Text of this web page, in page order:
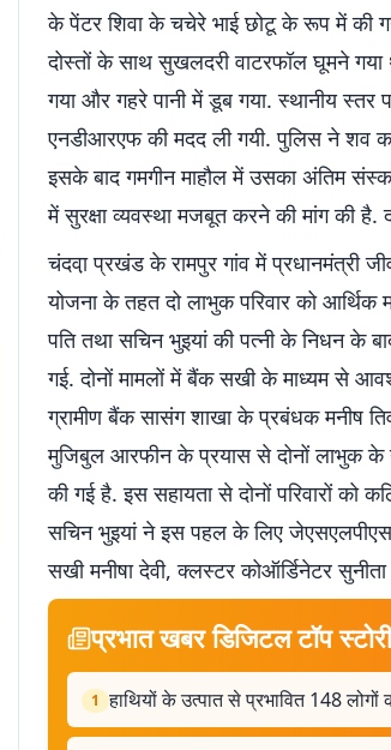
के पेंटर शिवा के चचेरे भाई छोटू के रूप में की
दोस्तों के साथ सुखलदरी वाटरफॉल घूमने
गया और गहरे पानी में डूब गया. स्थानीय स्तर
एनडीआरएफ की मदद ली गयी. पुलिस ने शव का
इसके बाद गमगीन माहौल में उसका अंतिम
में सुरक्षा व्यवस्था मजबूत करने की मांग की है.
चंदवा़ प्रखंड के रामपुर गांव में प्रधानमंत्री
योजना के तहत दो लाभुक परिवार को
पति तथा सचिन भुइयां की पत्नी के निधन के
गई. दोनों मामलों में बैंक सखी के माध्यम से
ग्रामीण बैंक सासंग शाखा के प्रबंधक मनीष
मुजिबुल आरफीन के प्रयास से दोनों लाभुक के
की गई है. इस सहायता से दोनों परिवारों
सचिन भुइयां ने इस पहल के लिए
सखी मनीषा देवी, क्लस्टर कोऑर्डिनेटर
प्रभात खबर डिजिटल टॉप स्टोरी
1 हाथियों के उत्पात से प्रभावित 148